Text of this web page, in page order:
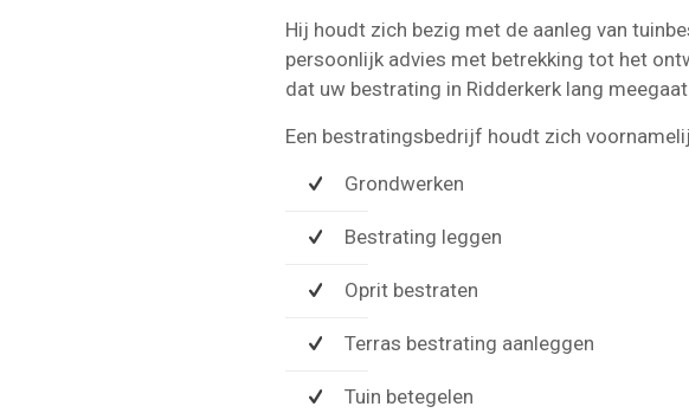
Hij houdt zich bezig met de aanleg van
persoonlijk advies met betrekking tot het
dat uw bestrating in Ridderkerk lang
Een bestratingsbedrijf houdt zich
Grondwerken
Bestrating leggen
Oprit bestraten
Terras bestrating aanleggen
Tuin betegelen